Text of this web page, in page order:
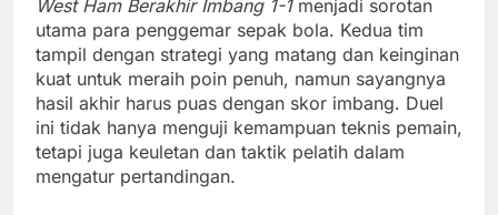
West Ham Berakhir Imbang 1-1menjadi sorotan
utama para penggemar sepak bola. Kedua tim
tampil dengan strategi yang matang dan keinginan
kuat untuk meraih poin penuh, namun sayangnya
hasil akhir harus puas dengan skor imbang. Duel
ini tidak hanya menguji kemampuan teknis pemain,
tetapi juga keuletan dan taktik pelatih dalam
mengatur pertandingan.